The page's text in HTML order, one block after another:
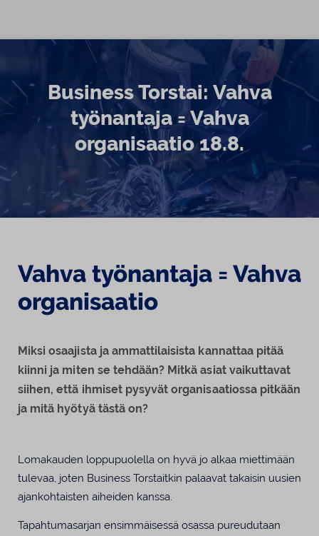
Siirry sisältöön
Business Torstai: Vahva
työnantaja = Vahva
organisaatio 18.8.
Vahva työnantaja = Vahva
organisaatio
Miksi osaajista ja ammattilaisista kannattaa pitää
kiinni ja miten se tehdään? Mitkä asiat vaikuttavat
siihen, että ihmiset pysyvät organisaatiossa pitkään
ja mitä hyötyä tästä on?
Lomakauden loppupuolella on hyvä jo alkaa miettimään
tulevaa, joten Business Torstaitkin palaavat takaisin uusien
ajankohtaisten aiheiden kanssa.
Tapahtumasarjan ensimmäisessä osassa pureudutaan